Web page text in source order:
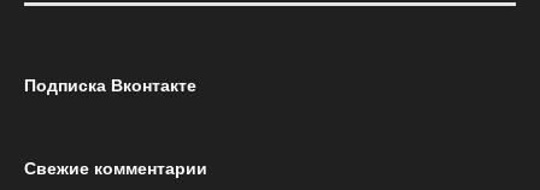
Подписка Вконтакте
Свежие комментарии